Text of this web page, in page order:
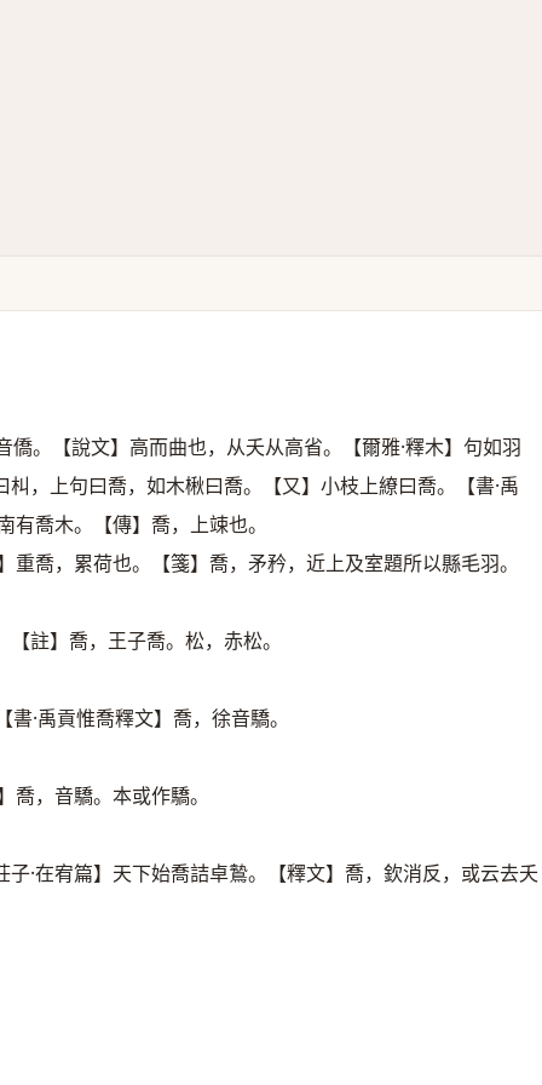
僑。【說文】高而曲也，从夭从高省。【爾雅·釋木】句如羽
，上句曰喬，如木楸曰喬。【又】小枝上繚曰喬。【書·禹
有喬木。【傳】喬，上竦也。
喬，累荷也。【箋】喬，矛矜，近上及室題所以縣毛羽。
註】喬，王子喬。松，赤松。
書·禹貢惟喬釋文】喬，徐音驕。
喬，音驕。本或作驕。
·在宥篇】天下始喬詰卓鷙。【釋文】喬，欽消反，或云去夭